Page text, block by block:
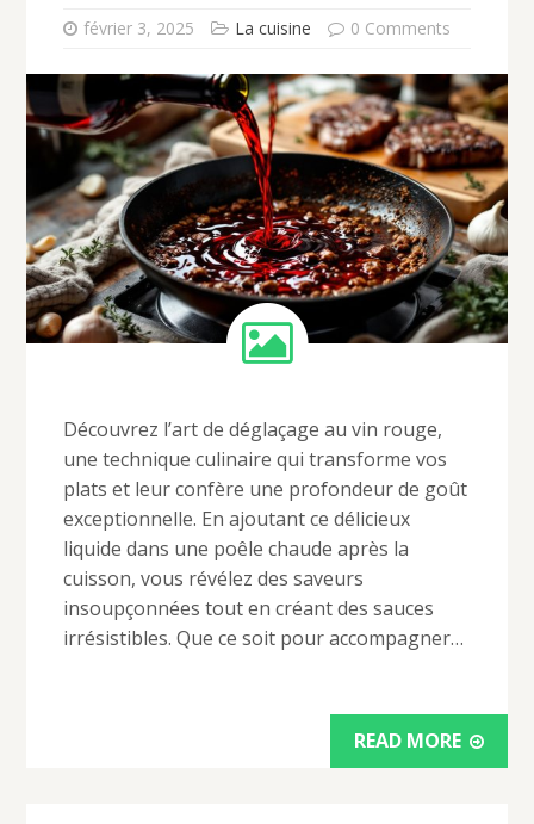
février 3, 2025 La cuisine 0 Comments
Découvrez l’art de déglaçage au vin rouge,
une technique culinaire qui transforme vos
plats et leur confère une profondeur de goût
exceptionnelle. En ajoutant ce délicieux
liquide dans une poêle chaude après la
cuisson, vous révélez des saveurs
insoupçonnées tout en créant des sauces
irrésistibles. Que ce soit pour accompagner…
READ MORE